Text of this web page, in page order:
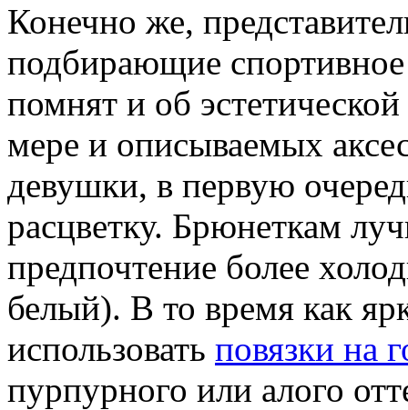
Конечно же,
подбирающие спортивное
помнят и об
мере и описываемых
девушки, в первую
расцветку. Брюнеткам
предпочтение более
белый). В то время как
использовать повязки на
пурпурного или алого